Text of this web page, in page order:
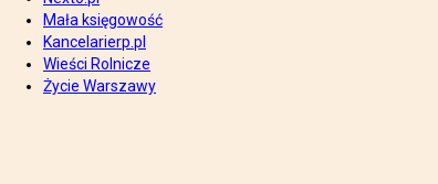
Mała księgowość
Kancelarierp.pl
Wieści Rolnicze
Życie Warszawy